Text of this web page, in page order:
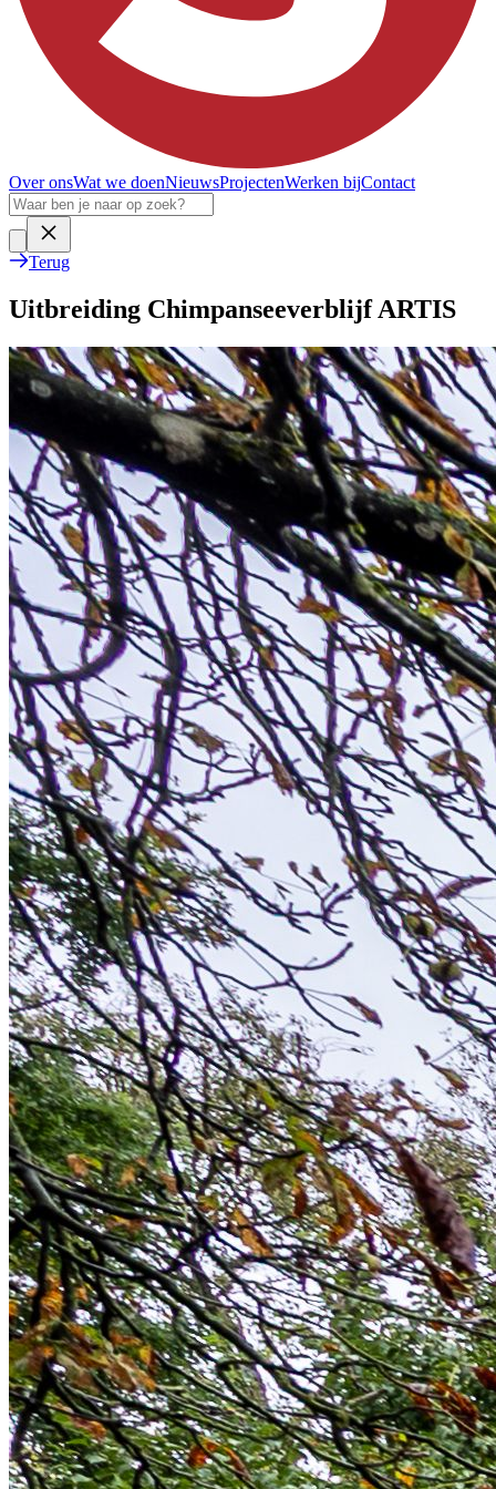
Over onsWat we doenNieuwsProjectenWerken bijContact
Terug
Uitbreiding Chimpanseeverblijf ARTIS